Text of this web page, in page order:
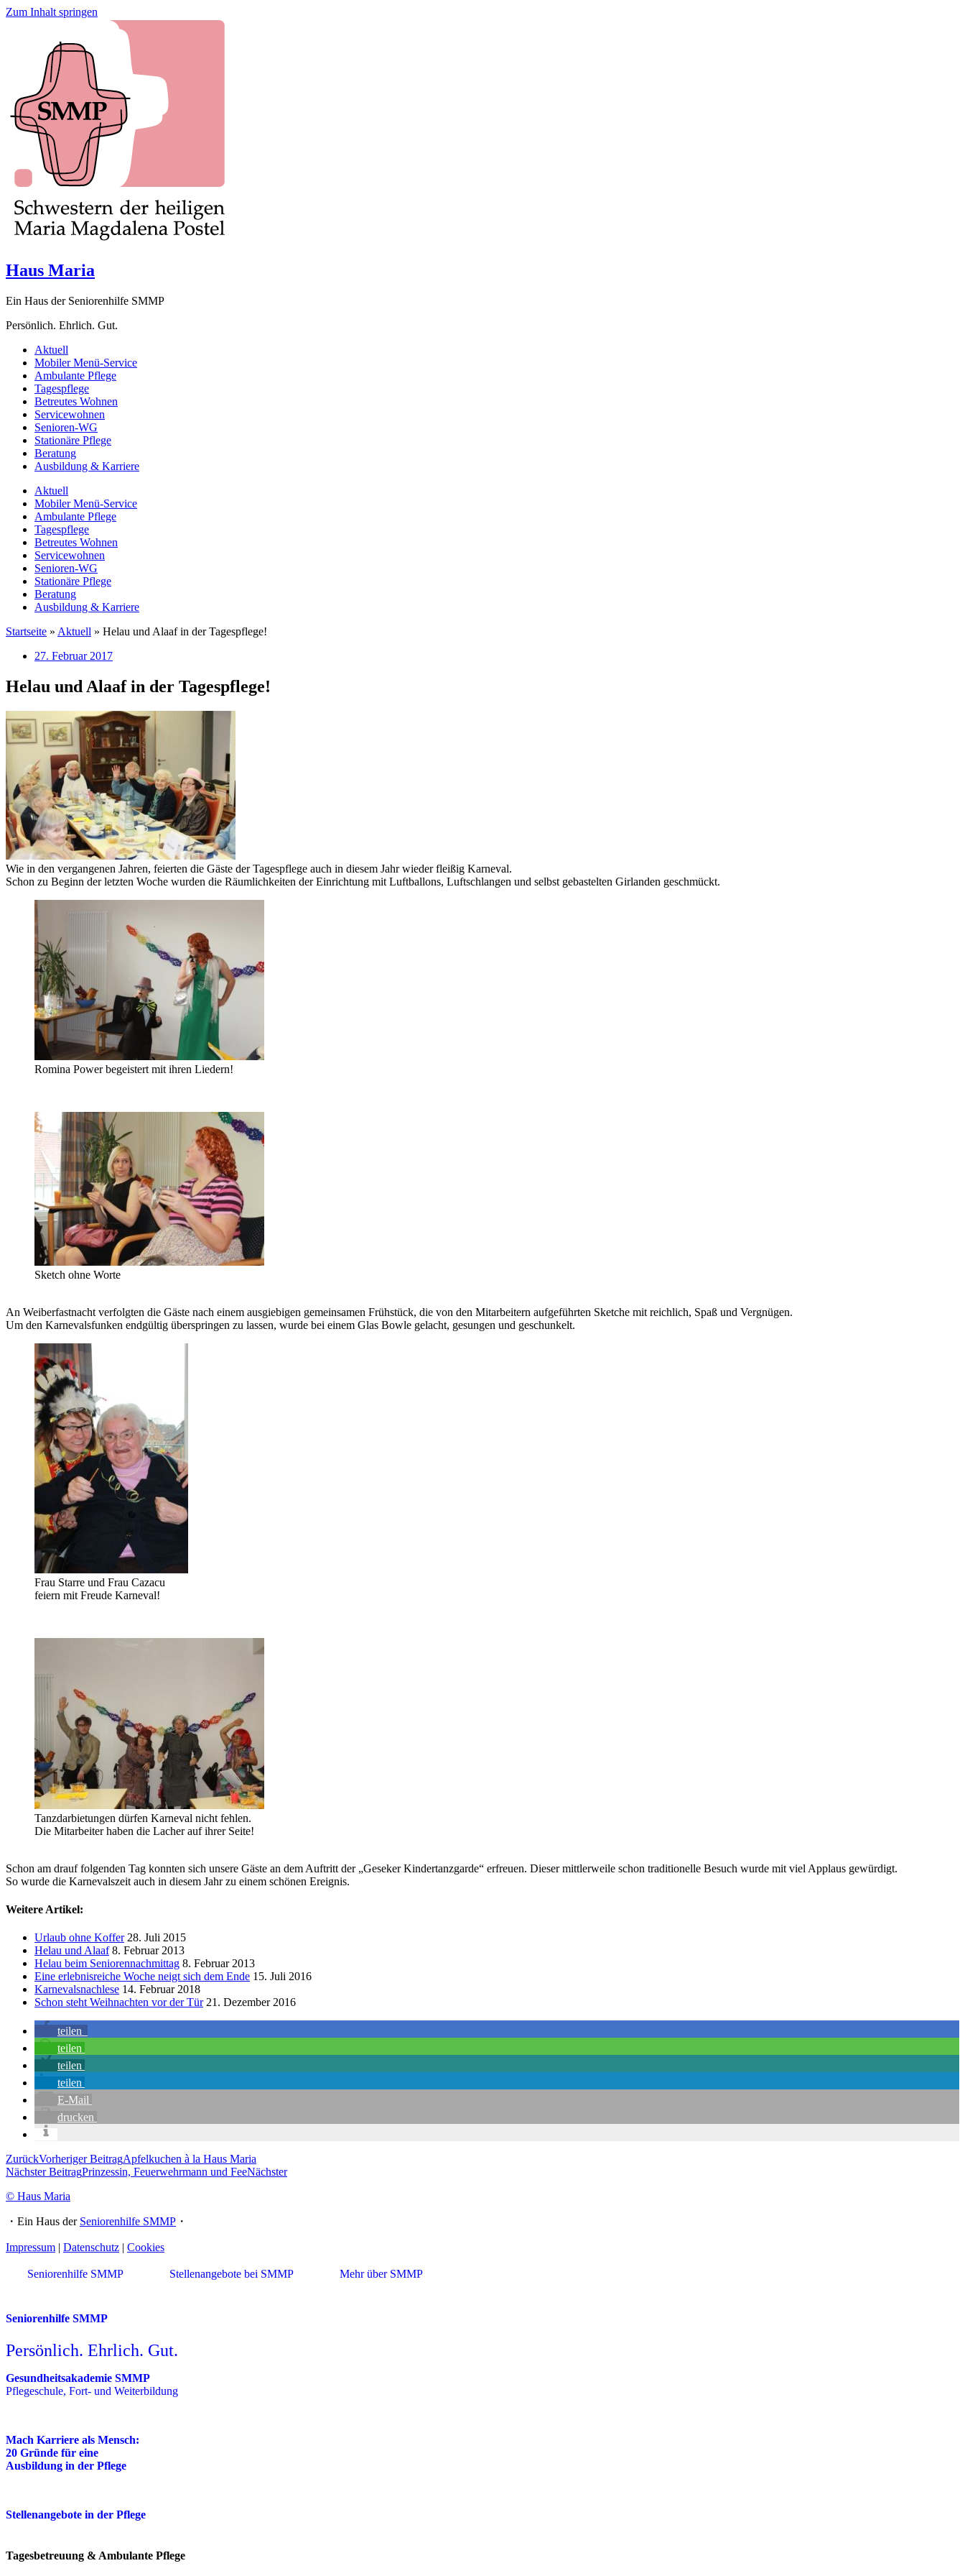
Zum Inhalt springen
Haus Maria
Ein Haus der Seniorenhilfe SMMP
Persönlich. Ehrlich. Gut.
Aktuell
Mobiler Menü-Service
Ambulante Pflege
Tagespflege
Betreutes Wohnen
Servicewohnen
Senioren-WG
Stationäre Pflege
Beratung
Ausbildung & Karriere
Aktuell
Mobiler Menü-Service
Ambulante Pflege
Tagespflege
Betreutes Wohnen
Servicewohnen
Senioren-WG
Stationäre Pflege
Beratung
Ausbildung & Karriere
Startseite » Aktuell » Helau und Alaaf in der Tagespflege!
27. Februar 2017
Helau und Alaaf in der Tagespflege!
Wie in den vergangenen Jahren, feierten die Gäste der Tagespflege auch in diesem Jahr wieder fleißig Karneval.
Schon zu Beginn der letzten Woche wurden die Räumlichkeiten der Einrichtung mit Luftballons, Luftschlangen und selbst gebastelten Girlanden geschmückt.
Romina Power begeistert mit ihren Liedern!
Sketch ohne Worte
An Weiberfastnacht verfolgten die Gäste nach einem ausgiebigen gemeinsamen Frühstück, die von den Mitarbeitern aufgeführten Sketche mit reichlich, Spaß und Vergnügen.
Um den Karnevalsfunken endgültig überspringen zu lassen, wurde bei einem Glas Bowle gelacht, gesungen und geschunkelt.
Frau Starre und Frau Cazacu
feiern mit Freude Karneval!
Tanzdarbietungen dürfen Karneval nicht fehlen.
Die Mitarbeiter haben die Lacher auf ihrer Seite!
Schon am drauf folgenden Tag konnten sich unsere Gäste an dem Auftritt der „Geseker Kindertanzgarde“ erfreuen. Dieser mittlerweile schon traditionelle Besuch wurde mit viel Applaus gewürdigt.
So wurde die Karnevalszeit auch in diesem Jahr zu einem schönen Ereignis.
Weitere Artikel:
Urlaub ohne Koffer28. Juli 2015
Helau und Alaaf8. Februar 2013
Helau beim Seniorennachmittag 8. Februar 2013
Eine erlebnisreiche Woche neigt sich dem Ende 15. Juli 2016
Karnevalsnachlese 14. Februar 2018
Schon steht Weihnachten vor der Tür21. Dezember 2016
teilen
teilen
teilen
teilen
E-Mail
drucken
ZurückVorheriger BeitragApfelkuchen à la Haus Maria
Nächster BeitragPrinzessin, Feuerwehrmann und FeeNächster
© Haus Maria
・Ein Haus der Seniorenhilfe SMMP ・
Impressum | Datenschutz | Cookies
Seniorenhilfe SMMP Stellenangebote bei SMMP Mehr über SMMP
Seniorenhilfe SMMP
Persönlich. Ehrlich. Gut.
Gesundheitsakademie SMMP
Pflegeschule, Fort- und Weiterbildung
Mach Karriere als Mensch:
20 Gründe für eine
Ausbildung in der Pflege
Stellenangebote in der Pflege
Tagesbetreuung & Ambulante Pflege